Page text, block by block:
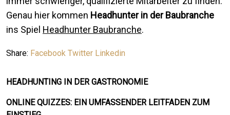
Genau hier kommen Headhunter in der Baubranche
ins Spiel Headhunter Baubranche.
Share: Facebook Twitter Linkedin
HEADHUNTING IN DER GASTRONOMIE
ONLINE QUIZZES: EIN UMFASSENDER LEITFADEN ZUM